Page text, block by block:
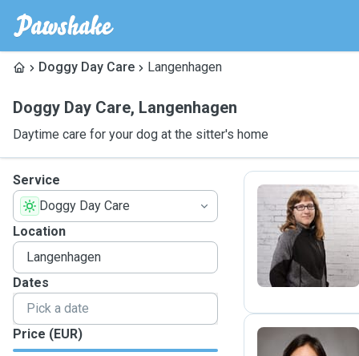
Doggy Day Care Langenhagen
Doggy Day Care, Langenhagen
Daytime care for your dog at the sitter's home
Service
Doggy Day Care
Location
Dates
Price (EUR)
N